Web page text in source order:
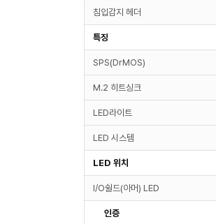
침입감지 헤더
특징
SPS(DrMOS)
M.2 히트싱크
LED라이트
LED 시스템
LED 위치
I/O쉴드(아머) LED
인증